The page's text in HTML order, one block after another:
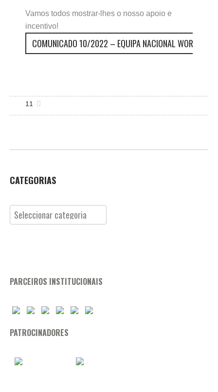
Vamos todos mostrar-lhes o nosso apoio e
incentivo!
COMUNICADO 10/2022 – EQUIPA NACIONAL WORLD
11
CATEGORIAS
Categorias
PARCEIROS INSTITUCIONAIS
PATROCINADORES